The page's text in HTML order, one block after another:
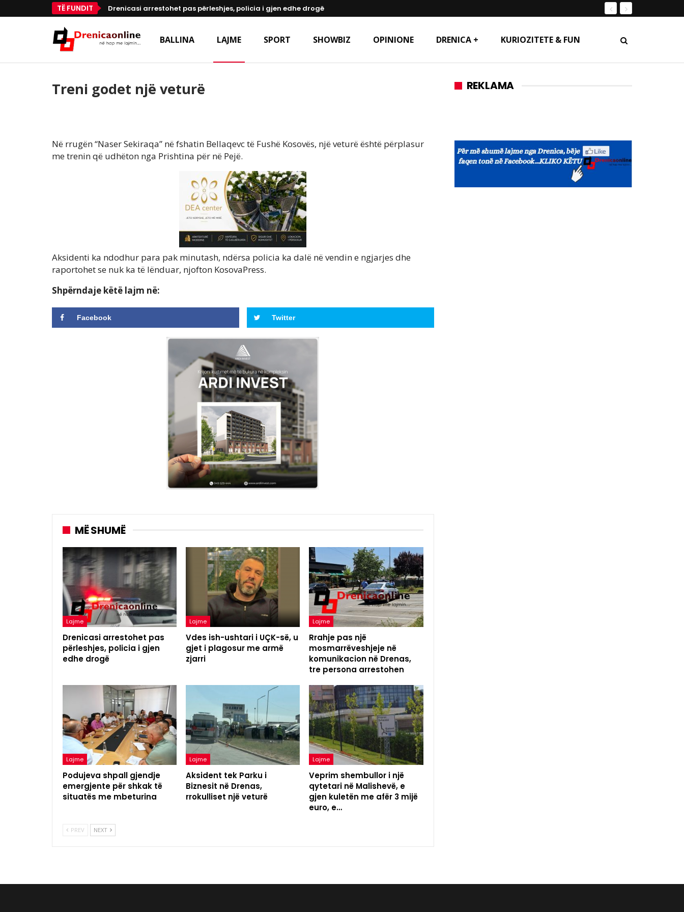
TË FUNDIT Drenicasi arrestohet pas përleshjes, policia i gjen edhe drogë
BALLINA LAJME SPORT SHOWBIZ OPINIONE DRENICA + KURIOZITETE & FUN
Treni godet një veturë
Në rrugën “Naser Sekiraqa” në fshatin Bellaqevc të Fushë Kosovës, një veturë është përplasur
me trenin që udhëton nga Prishtina për në Pejë.
Aksidenti ka ndodhur para pak minutash, ndërsa policia ka dalë në vendin e ngjarjes dhe
raportohet se nuk ka të lënduar, njofton KosovaPress.
Shpërndaje këtë lajm në:
Facebook Twitter
MË SHUMË
Lajme
Drenicasi arrestohet pas
përleshjes, policia i gjen
edhe drogë
Lajme
Vdes ish-ushtari i UÇK-së, u
gjet i plagosur me armë
zjarri
Lajme
Rrahje pas një
mosmarrëveshjeje në
komunikacion në Drenas,
tre persona arrestohen
Lajme
Podujeva shpall gjendje
emergjente për shkak të
situatës me mbeturina
Lajme
Aksident tek Parku i
Biznesit në Drenas,
rrokulliset një veturë
Lajme
Veprim shembullor i një
qytetari në Malishevë, e
gjen kuletën me afër 3 mijë
euro, e…
PREV NEXT
REKLAMA